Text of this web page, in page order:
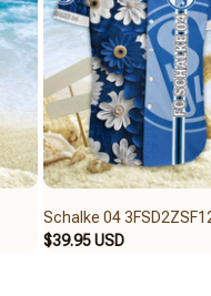
Schalke 04
$39.95 USD